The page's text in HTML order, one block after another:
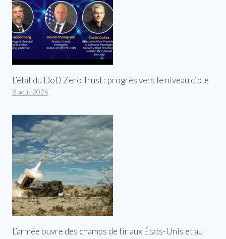
L’état du DoD Zero Trust : progrès vers le niveau cible
8 août 2026
L’armée ouvre des champs de tir aux États-Unis et au